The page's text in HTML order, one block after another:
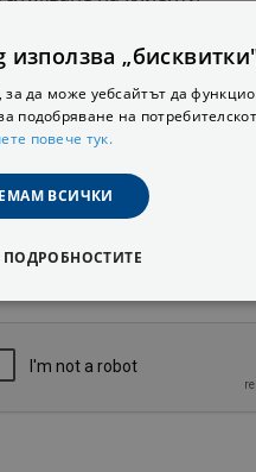
да може уебсайтът да
подобряване на
повече тук.
ВСИЧКИ
ПОДРОБНОСТИТЕ